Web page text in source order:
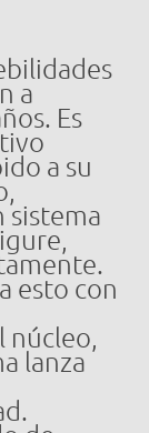
a
Es
a su
sistema
esto con
núcleo,
lanza